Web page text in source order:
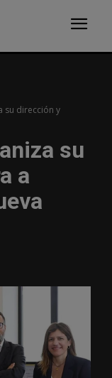
su dirección y
su
a